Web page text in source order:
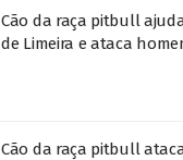
Cão da raça pitbull
de Limeira e ataca
Cão da raça pitbull